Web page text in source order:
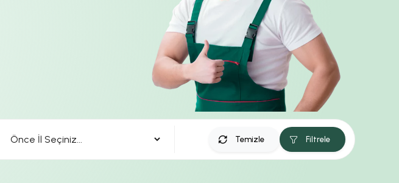
Temizle Filtrele